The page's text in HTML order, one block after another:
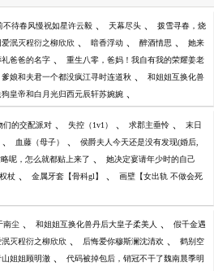
不待春风慢祝如星许云毅 、 天幕尽头 、 拨雪寻春，烧
爱泯灭程衍之柳欣欣 、 暗香浮动 、 醉酒情思 、 她来
爸爸的名字 、 重生八零，爸妈！我自有我的荣耀姜老
娘和夫君一个都没疯江寻时连道秋 、 和姐姐互换化兽
皇帝和白月光归西元辰轩苏婉婉 、
们的交配派对 、 失控（1v1） 、 求郡主垂怜 、 末日
、 血藤（母子） 、 侯爵夫人今天还是没有发现(婚后,
呢，怎么就都贴上来了 、 她决定宴请年少时的自己
杖 、 金属牙套【骨科gl】 、 画壁【女出轨 不做会死
南尘 、 和姐姐互换化兽丹后大皇子柔美人 、 假千金遇
泯灭程衍之柳欣欣 、 后悔爱你穆斯澜沈清欢 、 鹤别空
山姐姐顾明澈 、 代码被掉包后，销冠不干了魏南晨季明